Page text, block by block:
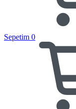
Sepetim 0